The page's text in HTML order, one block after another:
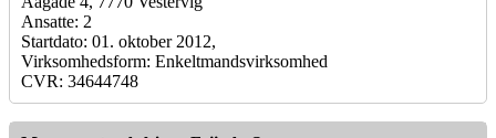
Ansatte: 2
Startdato: 01. oktober 2012,
Virksomhedsform: Enkeltmandsvirksomhed
CVR: 34644748